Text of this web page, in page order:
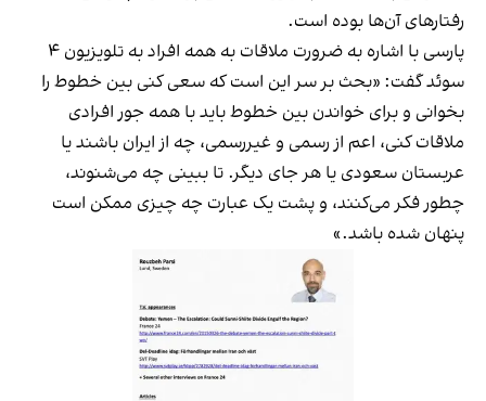
رفتارهای آن‌ها بوده است.
پارسی با اشاره به ضرورت ملاقات به همه افراد به تلویزیون ۴
سوئد گفت: «بحث بر سر این است که سعی کنی بین خطوط را
بخوانی و برای خواندن بین خطوط باید با همه جور افرادی
ملاقات کنی، اعم از رسمی و غیررسمی، چه از ایران باشند یا
عربستان سعودی یا هر جای دیگر. تا ببینی چه می‌شنوند،
چطور فکر می‌کنند، و پشت یک عبارت چه چیزی ممکن است
پنهان شده باشد.»